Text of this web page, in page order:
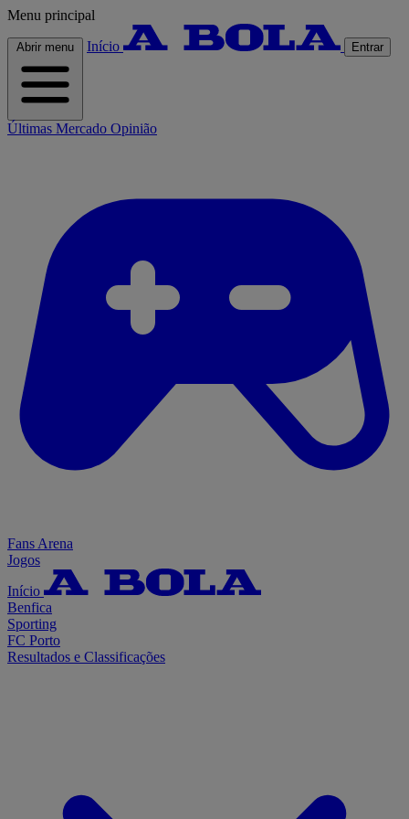
Menu principal
Abrir menu Início Entrar
Últimas Mercado Opinião
Fans Arena
Jogos
Início
Benfica
Sporting
FC Porto
Resultados e Classificações